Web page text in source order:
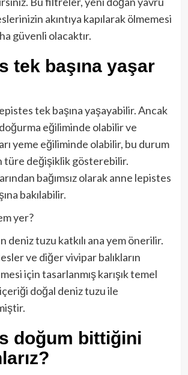
akıntıya kapılarak ölmemesi
güvenli olacaktır.
tek başına yaşar
tek başına yaşayabilir. Ancak
eğiliminde olabilir ve
yeme eğiliminde olabilir, bu durum
türe değişiklik gösterebilir.
bağımsız olarak anne lepistes
bakılabilir.
yer?
deniz tuzu katkılı ana yem önerilir.
ve diğer vivipar balıkların
için tasarlanmış karışık temel
doğal deniz tuzu ile
doğum bittiğini